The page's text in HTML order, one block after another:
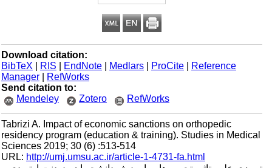
Download citation:
BibTeX
| RIS |EndNote |Medlars |ProCite |Reference
Manager
|RefWorks
Send citation to:
Mendeley
Zotero RefWorks
Tabrizi A. Impact of economic sanctions on orthopedic
residency program (education & training). Studies in Medical
Sciences 2019; 30 (6) :513-514
URL:http://umj.umsu.ac.ir/article-1-4731-fa.html